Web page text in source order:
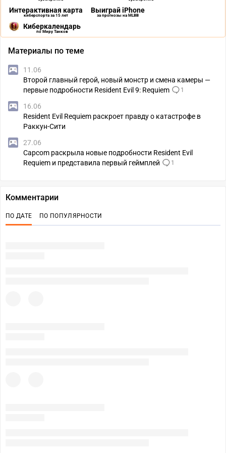
Интерактивная карта
киберспорта за 15 лет
Выиграй iPhone
за прогнозы на MLBB
Киберкалендарь
по Миру Танков
Материалы по теме
11.06
Второй главный герой, новый монстр и смена камеры —
первые подробности Resident Evil 9: Requiem
1
16.06
Resident Evil Requiem раскроет правду о катастрофе в
Раккун-Сити
27.06
Capcom раскрыла новые подробности Resident Evil
Requiem и представила первый геймплей
1
Комментарии
ПО ДАТЕ ПО ПОПУЛЯРНОСТИ